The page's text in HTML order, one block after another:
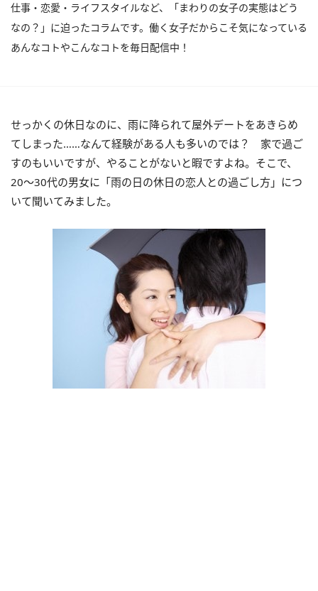
仕事・恋愛・ライフスタイルなど、「まわりの女子の実態はどう
なの？」に迫ったコラムです。働く女子だからこそ気になっている
あんなコトやこんなコトを毎日配信中！
せっかくの休日なのに、雨に降られて屋外デートをあきらめ
てしまった……なんて経験がある人も多いのでは？ 家で過ご
すのもいいですが、やることがないと暇ですよね。そこで、
20～30代の男女に「雨の日の休日の恋人との過ごし方」につ
いて聞いてみました。